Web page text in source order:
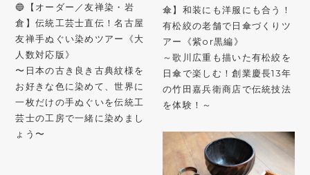
🔵【オーダー／友禅染・岩
倉】伝統工芸士直伝！名古屋
友禅手ぬぐい染めツアー《大
人数対応版》
〜日本の古き良き古典紋様を
お好きな色に染めて、世界に
一枚だけの手ぬぐいを伝統工
芸士の工房で一緒に染めまし
ょう〜
傘】和装にも洋服にも合う！
有松絞の老舗で日傘づくりツ
アー《紫or黒編》
～歌川広重も描いた有松絞を
日傘で楽しむ！創業慶長13年
の竹田嘉兵衛商店で伝統技法
を体験！～